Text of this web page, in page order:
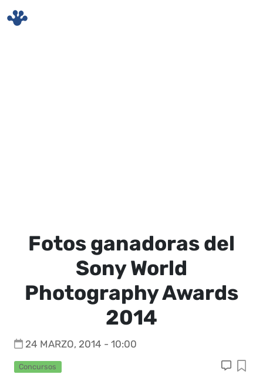
Fotos ganadoras del
Sony World
Photography Awards
2014
24 MARZO, 2014 - 10:00
Concursos